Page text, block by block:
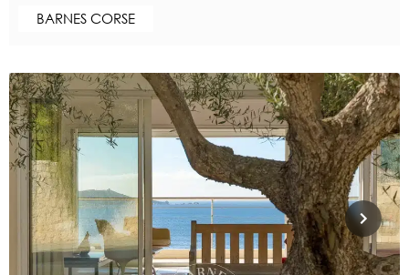
BARNES CORSE